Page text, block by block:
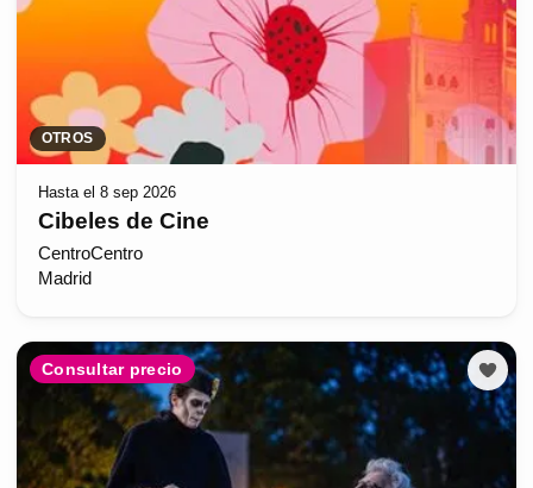
OTROS
Hasta el 8 sep 2026
Cibeles de Cine
CentroCentro
Madrid
Consultar precio